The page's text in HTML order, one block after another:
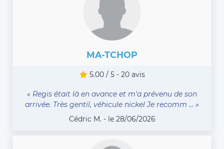
MA-TCHOP
5.00 / 5 - 20 avis
« Regis était là en avance et m'a prévenu de son
arrivée. Très gentil, véhicule nickel Je recomm ... »
Cédric M. - le 28/06/2026